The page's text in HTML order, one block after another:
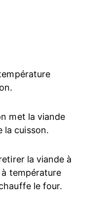
met la viande
la cuisson.
la viande à
à température
le four.